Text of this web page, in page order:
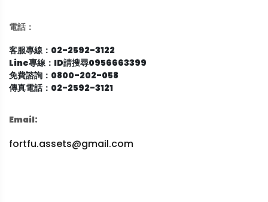
電話：
客服專線：02-2592-3122
Line專線：ID請搜尋0956663399
免費諮詢：0800-202-058
傳真電話：02-2592-3121
Email:
fortfu.assets@gmail.com